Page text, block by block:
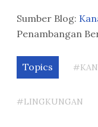
Sumber Blog:
Penambangan
Topics
#LINGKUNGAN